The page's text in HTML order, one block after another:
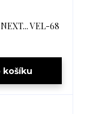
VEL-68
košíku